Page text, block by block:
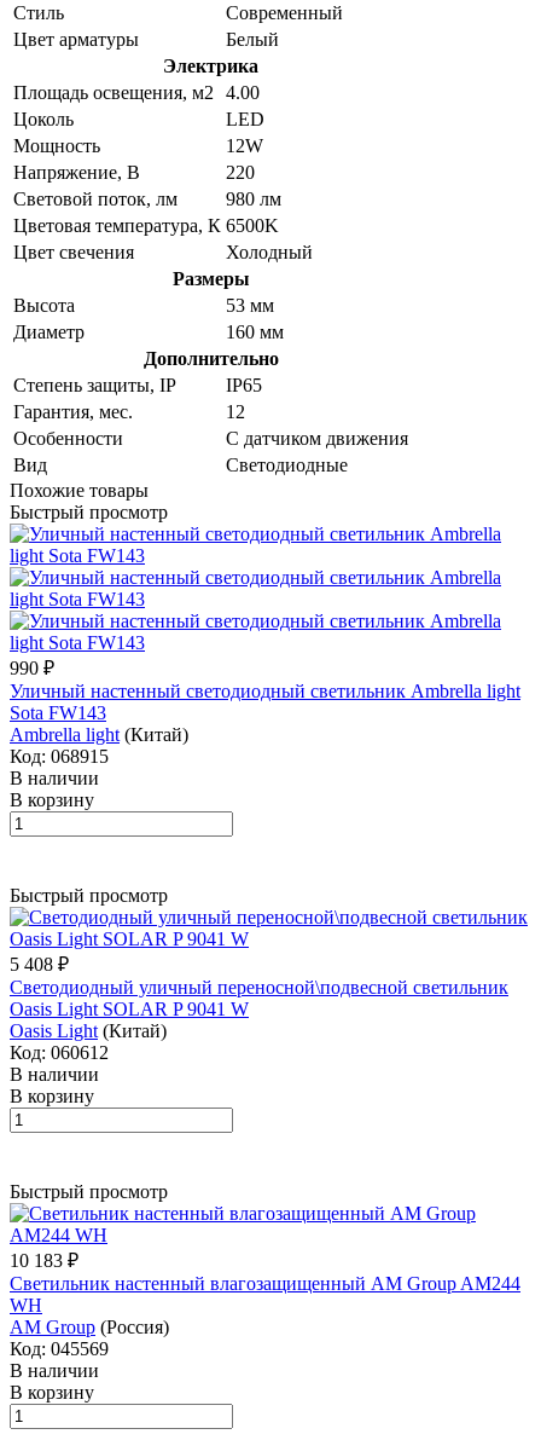
Стиль
Современный
Цвет арматуры
Белый
Электрика
Площадь освещения, м2
4.00
Цоколь
LED
Мощность
12W
Напряжение, В
220
Световой поток, лм
980 лм
Цветовая температура, К 6500K
Цвет свечения
Холодный
Размеры
Высота
53 мм
Диаметр
160 мм
Дополнительно
Степень защиты, IP
IP65
Гарантия, мес.
12
Особенности
С датчиком движения
Вид
Светодиодные
Похожие товары
Быстрый просмотр
990 ₽
Уличный настенный светодиодный светильник Ambrella light
Sota FW143
Ambrella light (Китай)
Код: 068915
В наличии
В корзину
Быстрый просмотр
5 408 ₽
Светодиодный уличный переносной\подвесной светильник
Oasis Light SOLAR P 9041 W
Oasis Light (Китай)
Код: 060612
В наличии
В корзину
Быстрый просмотр
10 183 ₽
Светильник настенный влагозащищенный AM Group AM244
WH
AM Group (Россия)
Код: 045569
В наличии
В корзину